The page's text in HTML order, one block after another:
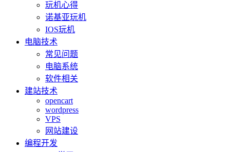
玩机心得
诺基亚玩机
IOS玩机
电脑技术
常见问题
电脑系统
软件相关
建站技术
opencart
wordpress
VPS
网站建设
编程开发